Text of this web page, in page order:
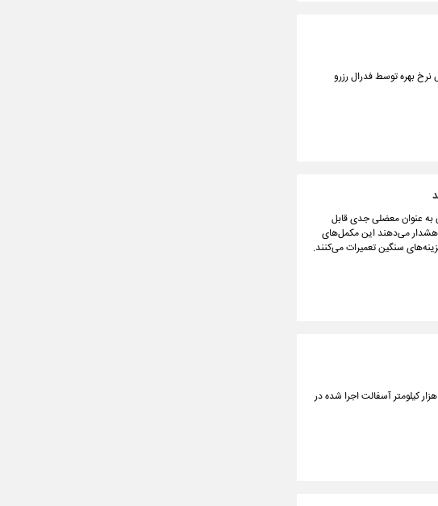
بهره توسط فدرال رزرو
عنوان معضلی جدی قابل
هشدار می‌دهند این مکمل‌های
سنگین تعمیرات می‌کنند.
معاون فنی و راه روستایی سازمان راهداری و حمل‌ونقل جاده‌ای گفت: از مجموع حدود ۱۱۶ هزار کیلومتر آسفالت اجرا شده در